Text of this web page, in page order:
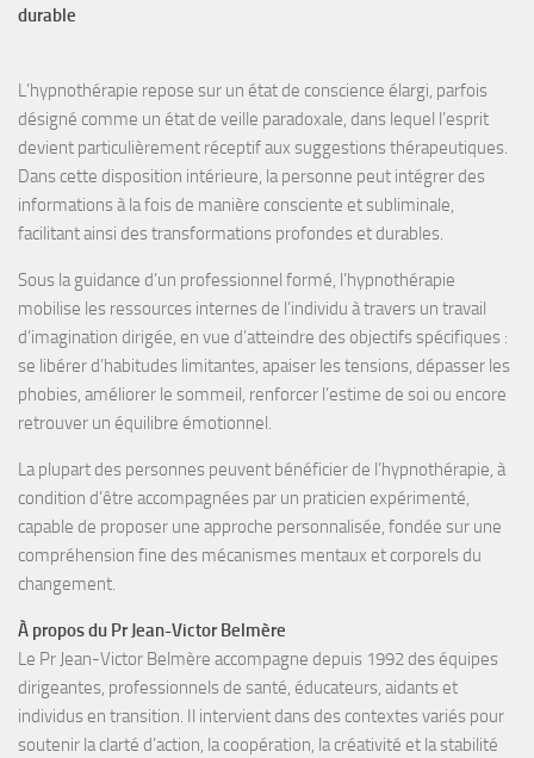
durable
L’hypnothérapie repose sur un état de conscience élargi, parfois
désigné comme un état de veille paradoxale, dans lequel l’esprit
devient particulièrement réceptif aux suggestionsthérapeutiques.
Dans cette disposition intérieure, la personne peut intégrer des
informations à la fois de manière consciente et subliminale,
facilitant ainsi des transformations profondes et durables.
Sous la guidance d’un professionnel formé, l’hypnothérapie
mobilise les ressources internes de l’individu à travers un travail
d’imagination dirigée, en vue d’atteindre des objectifs spécifiques :
se libérer d’habitudes limitantes, apaiser les tensions, dépasser les
phobies, améliorer le sommeil, renforcer l’estime de soi ou encore
retrouver un équilibre émotionnel.
La plupart des personnes peuvent bénéficier de l’hypnothérapie, à
condition d’être accompagnées par un praticien expérimenté,
capable de proposer une approche personnalisée, fondée sur une
compréhension fine des mécanismes mentaux et corporels du
changement.
À propos du Pr Jean-Victor Belmère
Le Pr Jean-Victor Belmère accompagne depuis 1992 des équipes
dirigeantes, professionnels de santé, éducateurs, aidants et
individus en transition. Il intervient dans des contextes variés pour
soutenir laclarté d’action, la coopération, la créativité et la stabilité